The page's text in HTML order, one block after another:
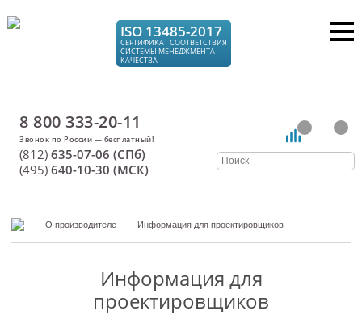
ISO 13485-2017
СЕРТИФИКАТ СООТВЕТСТВИЯ
СИСТЕМЫ МЕНЕДЖМЕНТА
КАЧЕСТВА
8 800 333-20-11
(812) 635-07-06 (СПб)
(495) 640-10-30 (МСК)
О производителе Информация для проектировщиков
Информация для
проектировщиков